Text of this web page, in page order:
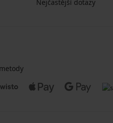
Nejčastější dotazy